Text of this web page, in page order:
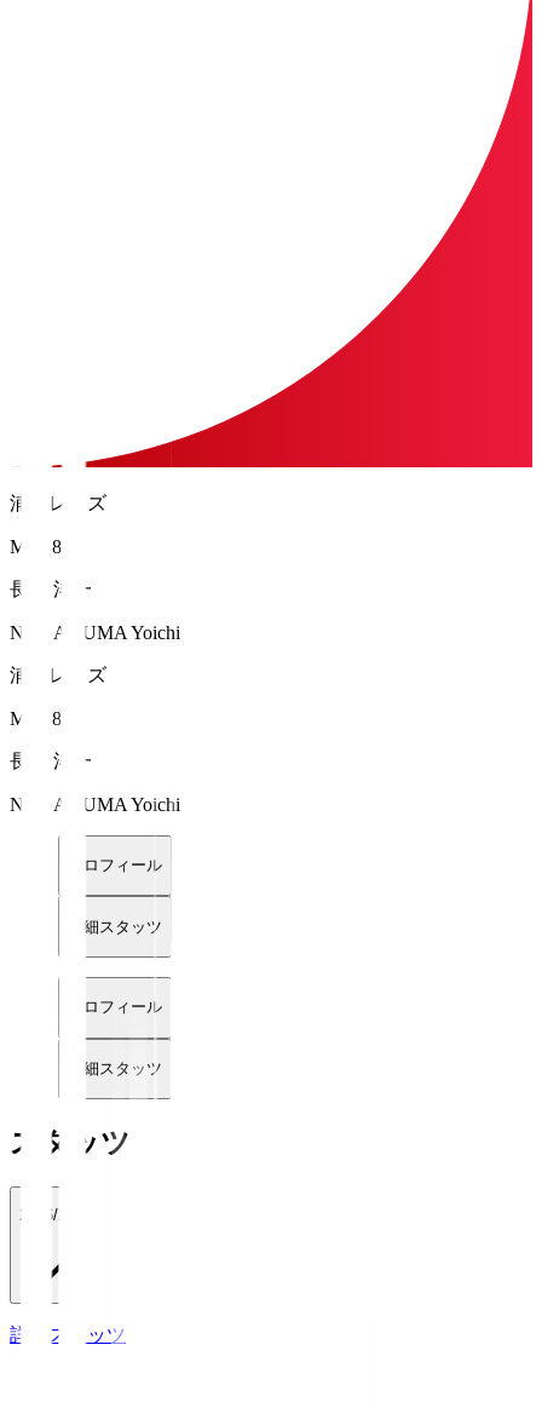
浦和レッズ
MF 88
長沼 洋一
NAGANUMA Yoichi
浦和レッズ
MF 88
長沼 洋一
NAGANUMA Yoichi
プロフィール
詳細スタッツ
プロフィール
詳細スタッツ
スタッツ
2026/27
詳細スタッツ